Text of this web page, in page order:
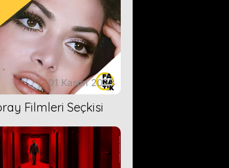
01 Kasım 2023
Filmleri Seçkisi